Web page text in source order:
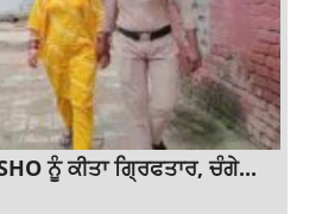
ਨੂੰ ਕੀਤਾ ਗ੍ਰਿਫਤਾਰ, ਚੰਗੇ...